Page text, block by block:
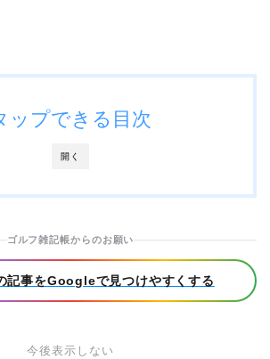
開く
ップできる目次
ゴルフ雑記帳からのお願い
記事をGoogleで見つけやすくする
今後表示しない